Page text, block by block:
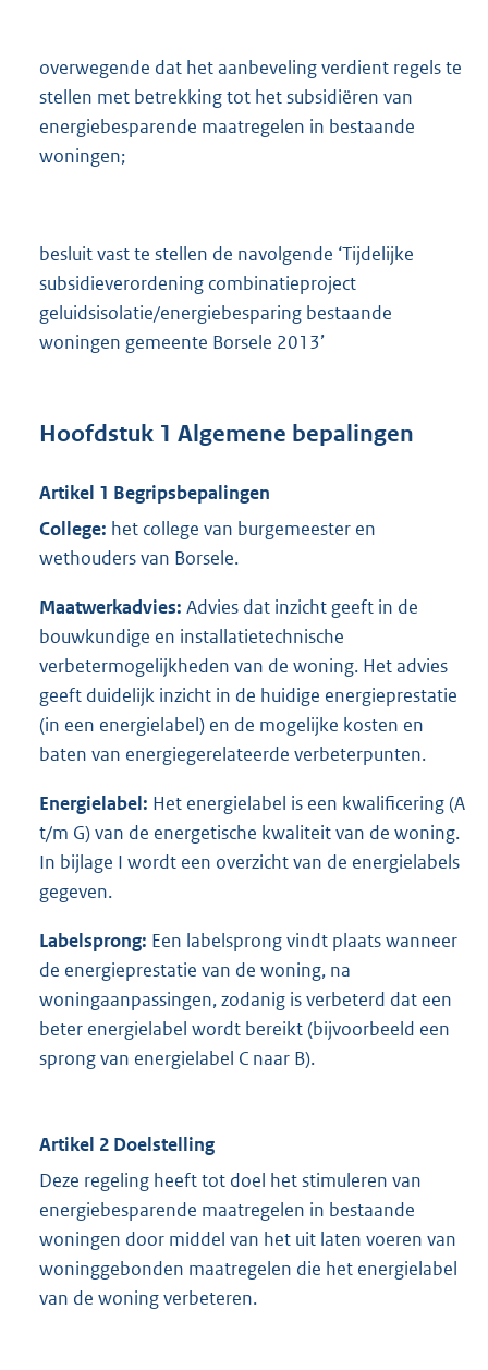
overwegende dat het aanbeveling verdient regels te
stellen met betrekking tot het subsidiëren van
energiebesparende maatregelen in bestaande
woningen;
besluit vast te stellen de navolgende ‘Tijdelijke
subsidieverordening combinatieproject
geluidsisolatie/energiebesparing bestaande
woningen gemeente Borsele 2013’
Hoofdstuk 1 Algemene bepalingen
Artikel 1 Begripsbepalingen
College: het college van burgemeester en
wethouders van Borsele.
Maatwerkadvies: Advies dat inzicht geeft in de
bouwkundige en installatietechnische
verbetermogelijkheden van de woning. Het advies
geeft duidelijk inzicht in de huidige energieprestatie
(in een energielabel) en de mogelijke kosten en
baten van energiegerelateerde verbeterpunten.
Energielabel: Het energielabel is een kwalificering (A
t/m G) van de energetische kwaliteit van de woning.
In bijlage I wordt een overzicht van de energielabels
gegeven.
Labelsprong: Een labelsprong vindt plaats wanneer
de energieprestatie van de woning, na
woningaanpassingen, zodanig is verbeterd dat een
beter energielabel wordt bereikt (bijvoorbeeld een
sprong van energielabel C naar B).
Artikel 2 Doelstelling
Deze regeling heeft tot doel het stimuleren van
energiebesparende maatregelen in bestaande
woningen door middel van het uit laten voeren van
woninggebonden maatregelen die het energielabel
van de woning verbeteren.